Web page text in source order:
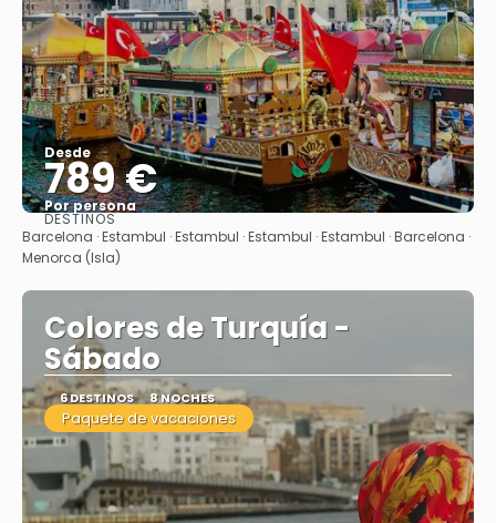
Desde
789 €
Por persona
Ver
DESTINOS
Barcelona · Estambul · Estambul · Estambul · Estambul · Barcelona ·
Menorca (Isla)
Colores de Turquía -
Sábado
6 DESTINOS 8 NOCHES
Paquete de vacaciones